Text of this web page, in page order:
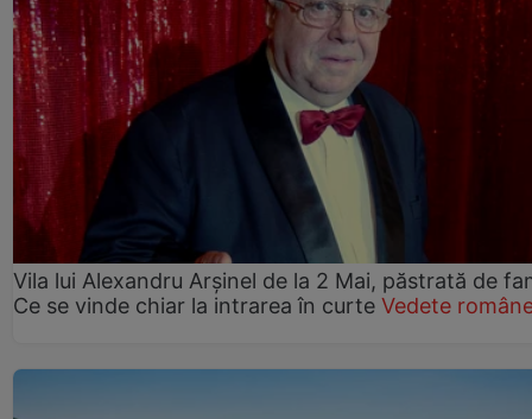
Vila lui Alexandru Arșinel de la 2 Mai, păstrată de
Ce se vinde chiar la intrarea în curte Vedete